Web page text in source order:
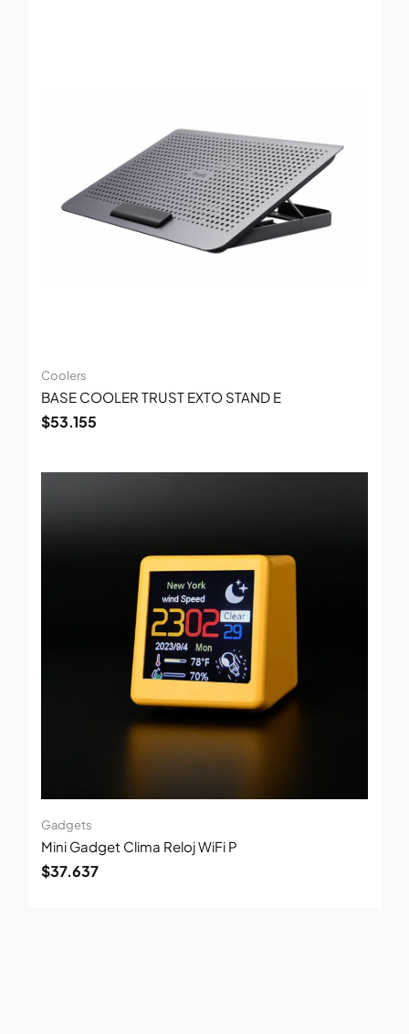
Coolers
BASE COOLER TRUST EXTO STAND E
$53.155
Gadgets
Mini Gadget Clima Reloj WiFi P
$37.637